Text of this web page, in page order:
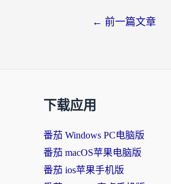
← 前一篇文章
下载应用
番茄 Windows PC电脑版
番茄 macOS苹果电脑版
番茄 ios苹果手机版